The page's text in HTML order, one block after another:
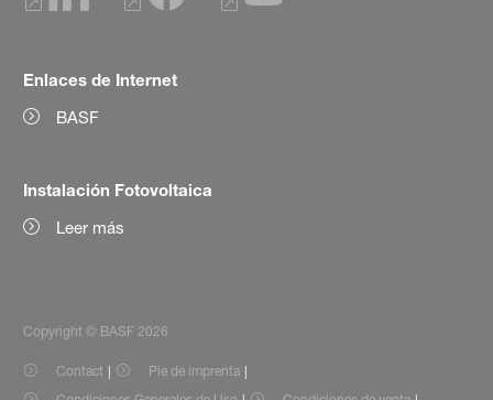
Enlaces de Internet
BASF
Instalación Fotovoltaica
Leer más
Copyright © BASF 2026
Contact
Pie de imprenta